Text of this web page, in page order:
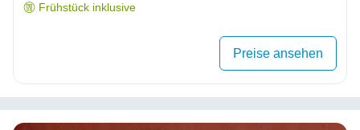
Frühstück inklusive
Preise ansehen